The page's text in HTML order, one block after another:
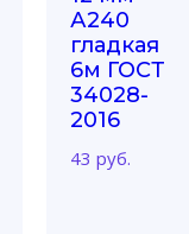
А240
гладкая
6м ГОСТ
34028-
2016
43 руб.